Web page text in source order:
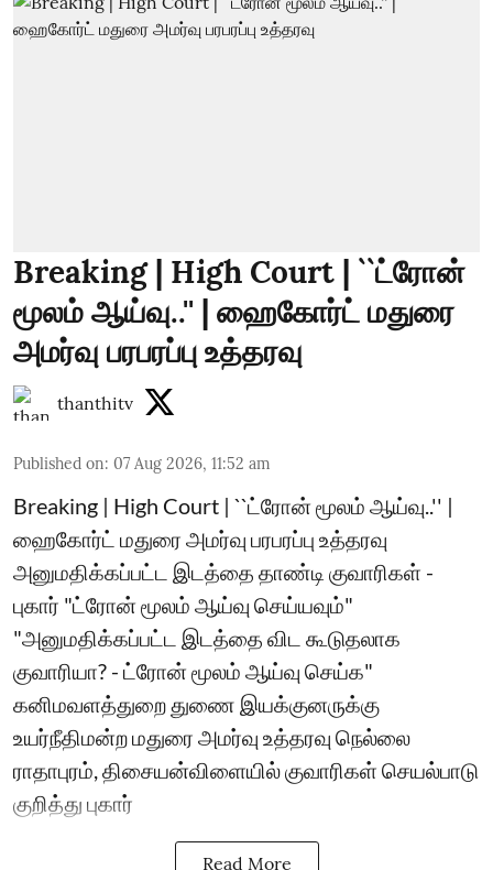
Breaking | High Court | ``ட்ரோன்
மூலம் ஆய்வு..'' | ஹைகோர்ட் மதுரை
அமர்வு பரபரப்பு உத்தரவு
thanthitv
Published on: 07 Aug 2026, 11:52 am
Breaking | High Court | ``ட்ரோன் மூலம் ஆய்வு..'' |
ஹைகோர்ட் மதுரை அமர்வு பரபரப்பு உத்தரவு
அனுமதிக்கப்பட்ட இடத்தை தாண்டி குவாரிகள் -
புகார் "ட்ரோன் மூலம் ஆய்வு செய்யவும்"
"அனுமதிக்கப்பட்ட இடத்தை விட கூடுதலாக
குவாரியா? - ட்ரோன் மூலம் ஆய்வு செய்க"
கனிமவளத்துறை துணை இயக்குனருக்கு
உயர்நீதிமன்ற மதுரை அமர்வு உத்தரவு நெல்லை
ராதாபுரம், திசையன்விளையில் குவாரிகள் செயல்பாடு
குறித்து புகார்
Read More